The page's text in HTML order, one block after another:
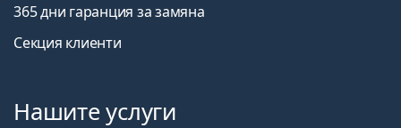
365 дни гаранция за замяна
Секция клиенти
Нашите услуги